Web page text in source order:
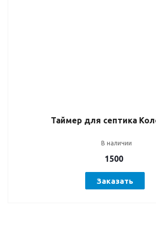
Таймер для септика
В наличии
1500
Заказать